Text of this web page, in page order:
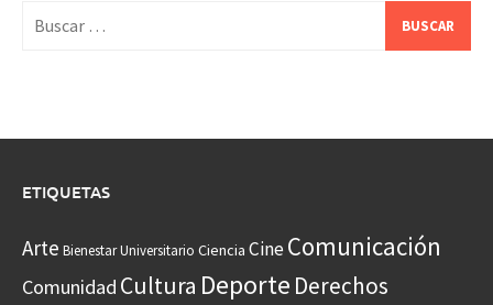
ETIQUETAS
Arte Bienestar Universitario Ciencia CineComunicación
Comunidad Cultura Deporte Derechos